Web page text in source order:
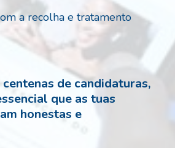
b
r
i
g
t
ó
r
a recolha e tratamento
centenas de candidaturas,
que as tuas
honestas e